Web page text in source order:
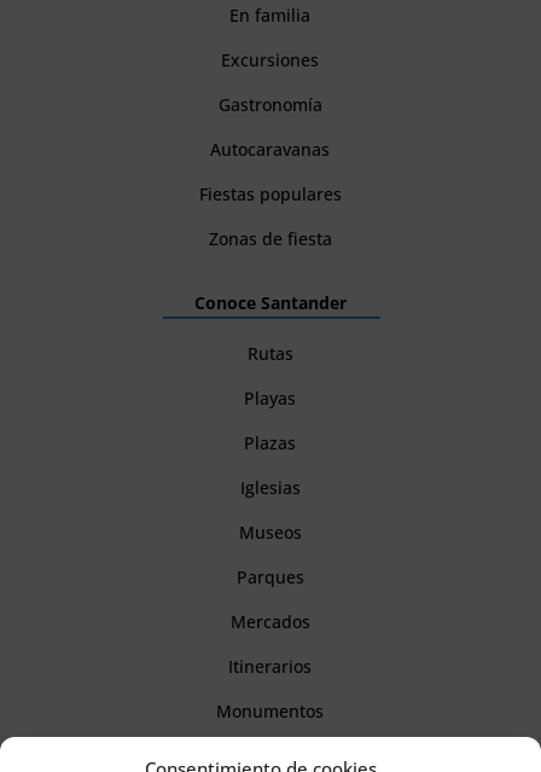
En familia
Excursiones
Gastronomía
Autocaravanas
Fiestas populares
Zonas de fiesta
Conoce Santander
Rutas
Playas
Plazas
Iglesias
Museos
Parques
Mercados
Itinerarios
Monumentos